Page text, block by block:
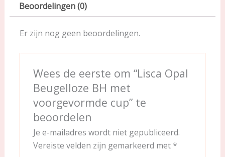
Beoordelingen (0)
Er zijn nog geen beoordelingen.
Wees de eerste om “Lisca Opal
Beugelloze BH met
voorgevormde cup” te
beoordelen
Je e-mailadres wordt niet gepubliceerd.
Vereiste velden zijn gemarkeerd met *